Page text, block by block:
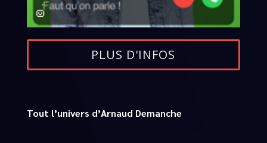
PLUS D'INFOS
Tout l’univers d’Arnaud Demanche